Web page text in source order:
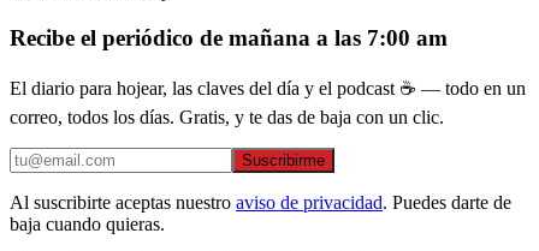
Recibe el periódico de mañana a las 7:00 am
El diario para hojear, las claves del día y el podcast ☕ — todo en un
correo, todos los días. Gratis, y te das de baja con un clic.
Suscribirme
Al suscribirte aceptas nuestro aviso de privacidad. Puedes darte de
baja cuando quieras.